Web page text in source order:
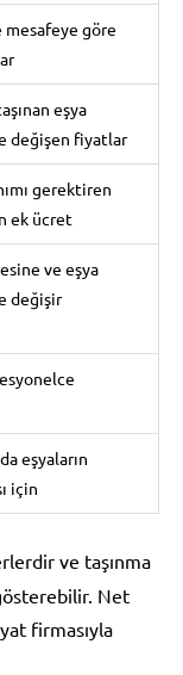
mesafeye göre
eşya
değişen fiyatlar
gerektiren
ek ücret
ve eşya
değişir
eşyaların
için
ve taşınma
Net
firmasıyla